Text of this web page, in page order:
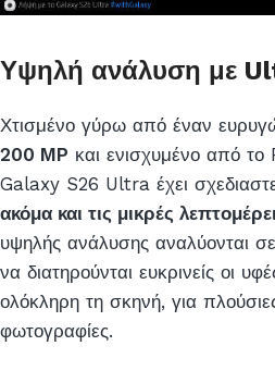
Υψηλή ανάλυση με
Χτισμένο γύρω από έναν
200 MP και ενισχυμένο από
Galaxy S26 Ultra έχει
ακόμα και τις μικρές
υψηλής ανάλυσης αναλύονται
να διατηρούνται ευκρινείς οι
ολόκληρη τη σκηνή, για
φωτογραφίες.